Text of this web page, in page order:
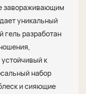
завораживающим
уникальный
гель разработан
к
набор
и сияющие